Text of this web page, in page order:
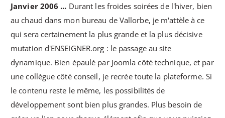
Janvier 2006 ... Durant les froides soirées de l'hiver, bien
au chaud dans mon bureau de Vallorbe, je m'attèle à ce
qui sera certainement la plus grande et la plus décisive
mutation d'ENSEIGNER.org : le passage au site
dynamique. Bien épaulé par Joomla côté technique, et par
une collègue côté conseil, je recrée toute la plateforme. Si
le contenu reste le même, les possibilités de
développement sont bien plus grandes. Plus besoin de